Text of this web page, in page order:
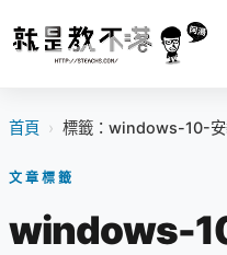
首頁 › 標籤：windows-10-安
文章標籤
windows-